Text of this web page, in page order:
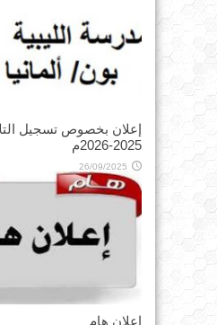
إعلان بخصوص تسجيل
2025-2026م
26/09/2025
إعلان هام